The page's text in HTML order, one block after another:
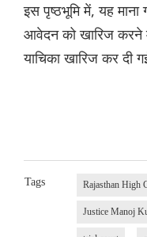
इस पृष्ठभूमि में, यह माना
आवेदन को खारिज करने
याचिका खारिज कर दी
Tags Rajasthan High
Justice Manoj